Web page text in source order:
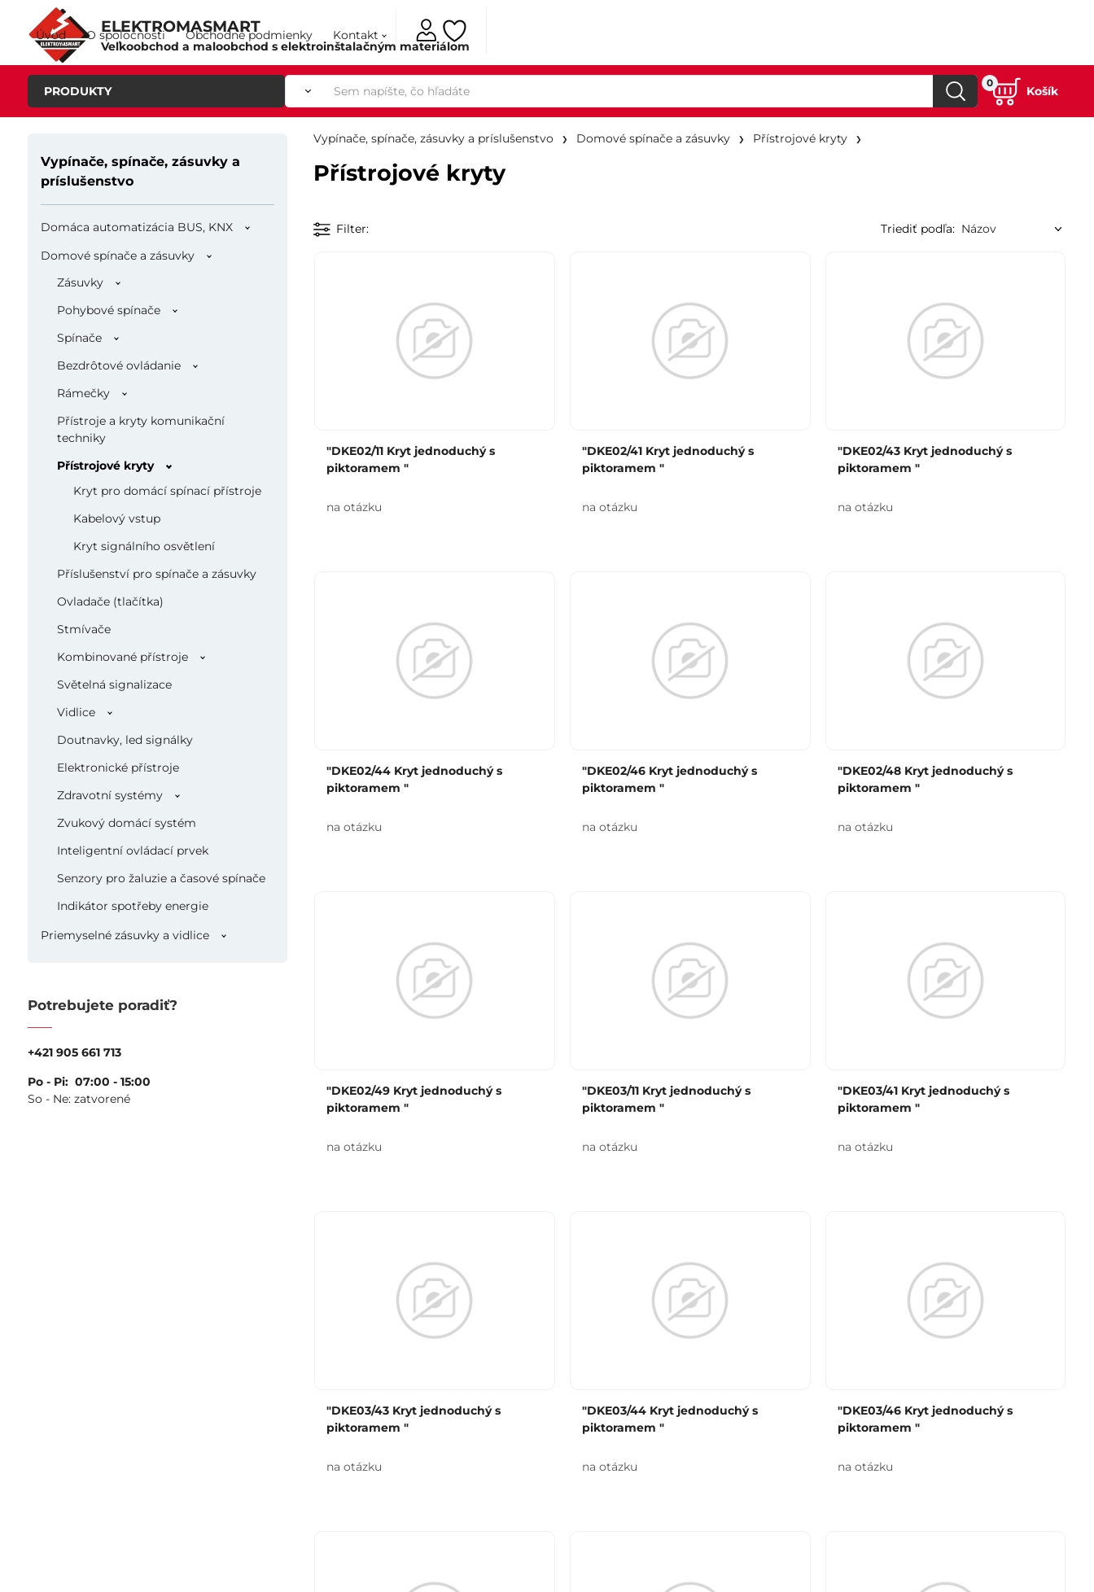
ELEKTROMASMART
Veľkoobchod a maloobchod s elektroinštalačným materiálom
Úvod O spoločnosti Obchodné podmienky Kontakt
PRODUKTY Košík
0
Vypínače, spínače, zásuvky a
príslušenstvo
Domáca automatizácia BUS, KNX
Domové spínače a zásuvky
Zásuvky
Pohybové spínače
Spínače
Bezdrôtové ovládanie
Rámečky
Přístroje a kryty komunikační
techniky
Přístrojové kryty
Kryt pro domácí spínací přístroje
Kabelový vstup
Kryt signálního osvětlení
Příslušenství pro spínače a zásuvky
Ovladače (tlačítka)
Stmívače
Kombinované přístroje
Světelná signalizace
Vidlice
Doutnavky, led signálky
Elektronické přístroje
Zdravotní systémy
Zvukový domácí systém
Inteligentní ovládací prvek
Senzory pro žaluzie a časové spínače
Indikátor spotřeby energie
Priemyselné zásuvky a vidlice
Potrebujete poradiť?
+421 905 661 713
Po - Pi: 07:00 - 15:00
So - Ne: zatvorené
Vypínače, spínače, zásuvky a príslušenstvo Domové spínače a zásuvky Přístrojové kryty
Přístrojové kryty
Filter Triediť podľa:
"DKE02/11 Kryt jednoduchý s
piktoramem "
na otázku
"DKE02/41 Kryt jednoduchý s
piktoramem "
na otázku
"DKE02/43 Kryt jednoduchý s
piktoramem "
na otázku
"DKE02/44 Kryt jednoduchý s
piktoramem "
na otázku
"DKE02/46 Kryt jednoduchý s
piktoramem "
na otázku
"DKE02/48 Kryt jednoduchý s
piktoramem "
na otázku
"DKE02/49 Kryt jednoduchý s
piktoramem "
na otázku
"DKE03/11 Kryt jednoduchý s
piktoramem "
na otázku
"DKE03/41 Kryt jednoduchý s
piktoramem "
na otázku
"DKE03/43 Kryt jednoduchý s
piktoramem "
na otázku
"DKE03/44 Kryt jednoduchý s
piktoramem "
na otázku
"DKE03/46 Kryt jednoduchý s
piktoramem "
na otázku